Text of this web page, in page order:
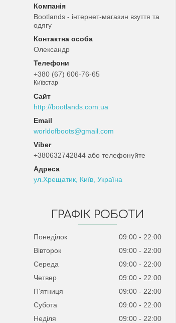
Bootlands - інтернет-магазин взуття та
одягу
Олександр
+380 (67) 606-76-65
Київстар
http://bootlands.com.ua
worldofboots@gmail.com
+380632742844 або телефонуйте
ул.Хрещатик, Київ, Україна
ГРАФІК РОБОТИ
Понеділок 09:00
22:00
Вівторок
09:00
22:00
Середа
09:00
22:00
Четвер
09:00
22:00
Пʼятниця
09:00
22:00
Субота
09:00
22:00
Неділя
09:00 22:00